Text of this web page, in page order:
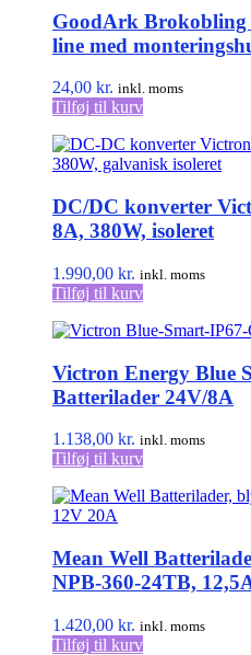
GoodArk Brokobling
line med
24,00 kr. inkl. moms
Tilføj til kurv
DC/DC konverter
8A, 380W, isoleret
1.990,00 kr. inkl. moms
Tilføj til kurv
Victron Energy Blue
Batterilader 24V/8A
1.138,00 kr. inkl. moms
Tilføj til kurv
Mean Well
NPB-360-24TB,
1.420,00 kr. inkl. moms
Tilføj til kurv